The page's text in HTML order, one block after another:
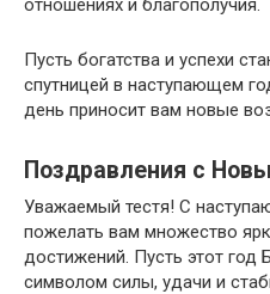
отношениях и благополучия.
Пусть богатства и успехи
спутницей в наступающем
день приносит вам новые
Поздравления с
Уважаемый тестя! С
пожелать вам множество
достижений. Пусть этот год
символом силы, удачи и